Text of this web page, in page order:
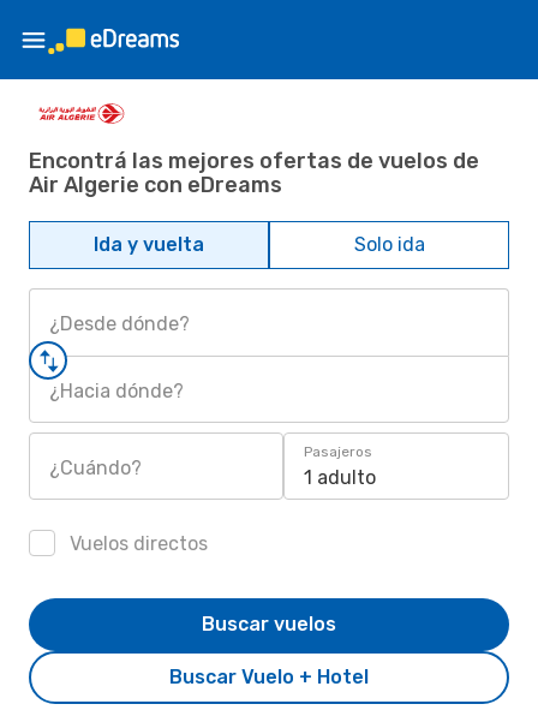
Encontrá las mejores ofertas de vuelos de
Air Algerie con eDreams
Ida y vuelta Solo ida
¿Desde dónde?
¿Hacia dónde?
¿Cuándo?
Pasajeros
1 adulto
Vuelos directos
Buscar Vuelo + Hotel
Buscar vuelos